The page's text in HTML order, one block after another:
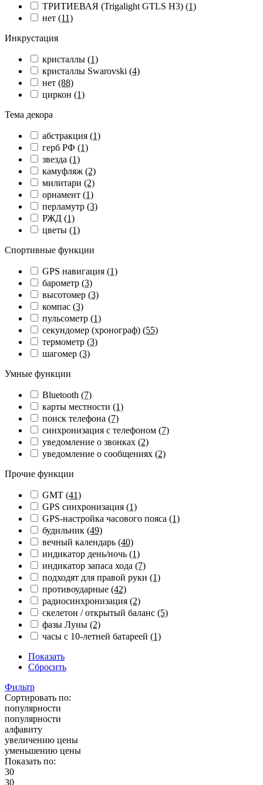
ТРИТИЕВАЯ (Trigalight GTLS H3) (1)
нет (11)
Инкрустация
кристаллы (1)
кристаллы Swarovski (4)
нет (88)
циркон (1)
Тема декора
абстракция (1)
герб РФ (1)
звезда (1)
камуфляж (2)
милитари (2)
орнамент (1)
перламутр (3)
РЖД (1)
цветы (1)
Спортивные функции
GPS навигация (1)
барометр (3)
высотомер (3)
компас (3)
пульсометр (1)
секундомер (хронограф) (55)
термометр (3)
шагомер (3)
Умные функции
Bluetooth (7)
карты местности (1)
поиск телефона (7)
синхронизация с телефоном (7)
уведомление о звонках (2)
уведомление о сообщениях (2)
Прочие функции
GMT (41)
GPS синхронизация (1)
GPS-настройка часового пояса (1)
будильник (49)
вечный календарь (40)
индикатор день/ночь (1)
индикатор запаса хода (7)
подходят для правой руки (1)
противоударные (42)
радиосинхронизация (2)
скелетон / открытый баланс (5)
фазы Луны (2)
часы с 10-летней батареей (1)
Показать
Сбросить
Фильтр
Сортировать по:
популярности
популярности
алфавиту
увеличению цены
уменьшению цены
Показать по:
30
30